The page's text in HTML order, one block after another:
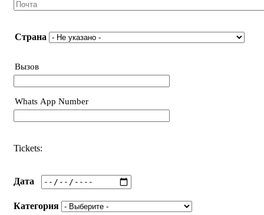
Страна
Вызов
Whats App Number
Tickets:
Дата
Категория